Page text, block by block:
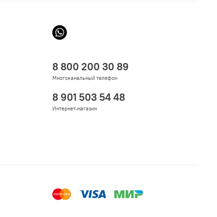
8 800 200 30 89
Многоканальный телефон
8 901 503 54 48
Интернет-магазин